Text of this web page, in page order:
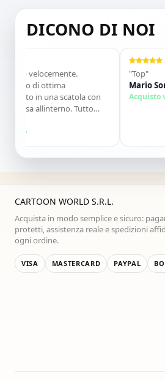
ISCRIVITI E OTTIENI
DICONO DI NOI
velocemente.
di ottima
in una scatola con
allinterno. Tutto
Mario Sonza
Acquisto
CARTOON WORLD S.R.L.
Acquista in modo semplice e sicuro:
protetti, assistenza reale e spedizioni
ogni ordine.
VISA MASTERCARD PAYPAL